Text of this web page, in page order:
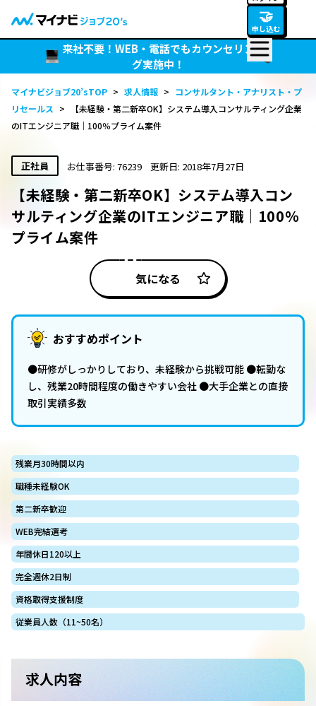
🤝
申し込む
来社不要！WEB・電話でもカウンセリン
グ実施中！
マイナビジョブ20’sTOP > 求人情報 >
コンサルタント・アナリスト・プ
リセールス >
【未経験・第二新卒OK】システム導入コンサルティング企業
のITエンジニア職｜100％プライム案件
正社員 お仕事番号: 76239 更新日: 2018年7月27日
【未経験・第二新卒OK】システム導入コン
サルティング企業のITエンジニア職｜100％
プライム案件
気になる
おすすめポイント
●研修がしっかりしており、未経験から挑戦可能 ●転勤な
し、残業20時間程度の働きやすい会社 ●大手企業との直接
取引実績多数
残業月30時間以内
職種未経験OK
第二新卒歓迎
WEB完結選考
年間休日120以上
完全週休2日制
資格取得支援制度
従業員人数（11~50名）
求人内容